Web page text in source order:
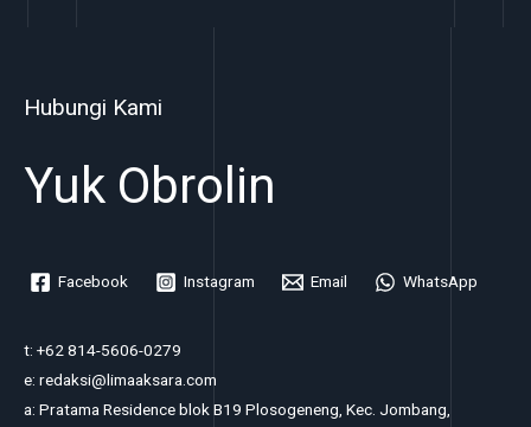
Hubungi Kami
Yuk Obrolin
Facebook Instagram Email WhatsApp
t: +62 814-5606-0279
e: redaksi@limaaksara.com
a: Pratama Residence blok B19 Plosogeneng, Kec. Jombang,